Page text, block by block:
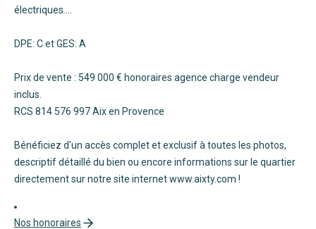
électriques....
DPE: C et GES: A
Prix de vente : 549 000 € honoraires agence charge vendeur
inclus.
RCS 814 576 997 Aix en Provence
Bénéficiez d'un accès complet et exclusif à toutes les photos,
descriptif détaillé du bien ou encore informations sur le quartier
directement sur notre site internet www.aixty.com !
Nos honoraires